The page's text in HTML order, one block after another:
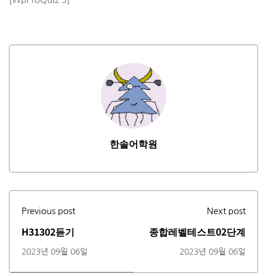
한솔어학원
Previous post
H31302듣기
2023년 09월 06일
Next post
종합레벨테스트02단계
2023년 09월 06일